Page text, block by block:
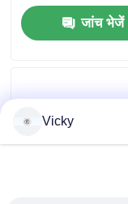
समाचार
VR
जांच भेजें
Vicky